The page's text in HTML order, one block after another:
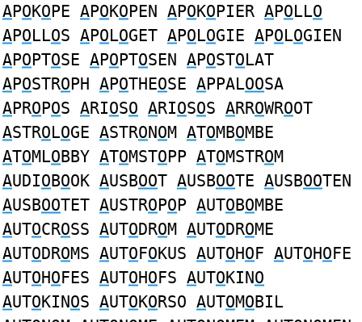
APOKOPE APOKOPEN APOKOPIER APOLLO
APOLLOS APOLOGET APOLOGIE APOLOGIEN
APOPTOSE APOPTOSEN APOSTOLAT
APOSTROPH APOTHEOSE APPALOOSA
APROPOS ARIOSO ARIOSOS ARROWROOT
ASTROLOGE ASTRONOM ATOMBOMBE
ATOMLOBBY ATOMSTOPP ATOMSTROM
AUDIOBOOK AUSBOOT AUSBOOTE AUSBOOTEN
AUSBOOTET AUSTROPOP AUTOBOMBE
AUTOCROSS AUTODROM AUTODROME
AUTODROMS AUTOFOKUS AUTOHOF AUTOHOFE
AUTOHOFES AUTOHOFS AUTOKINO
AUTOKINOS AUTOKORSO AUTOMOBIL